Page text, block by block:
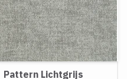
Pattern Lichtgrijs